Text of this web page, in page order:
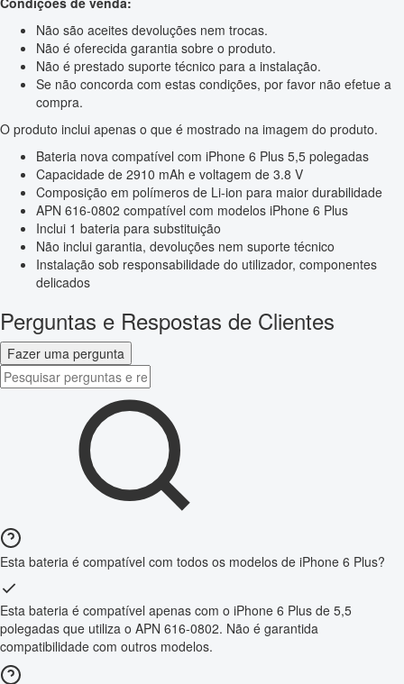
Não são aceites devoluções nem trocas.
Não é oferecida garantia sobre o produto.
Não é prestado suporte técnico para a instalação.
Se não concorda com estas condições, por favor não efetue a
compra.
O produto inclui apenas o que é mostrado na imagem do produto.
Bateria nova compatível com iPhone 6 Plus 5,5 polegadas
Capacidade de 2910 mAh e voltagem de 3.8 V
Composição em polímeros de Li-ion para maior durabilidade
APN 616-0802 compatível com modelos iPhone 6 Plus
Inclui 1 bateria para substituição
Não inclui garantia, devoluções nem suporte técnico
Instalação sob responsabilidade do utilizador, componentes
delicados
Perguntas e Respostas de Clientes
Fazer uma pergunta
Esta bateria é compatível com todos os modelos de iPhone 6 Plus?
Esta bateria é compatível apenas com o iPhone 6 Plus de 5,5
polegadas que utiliza o APN 616-0802. Não é garantida
compatibilidade com outros modelos.